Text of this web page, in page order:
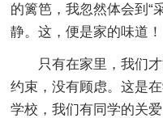
的篱笆，我忽然体会到“
静。这，便是家的味道！
只有在家里，我们
约束，没有顾虑。这是
学校，我们有同学的关